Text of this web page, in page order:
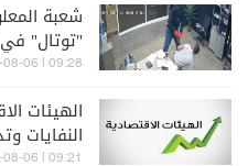
شعبة
"توتال"
09:28 | 2026-08-06
الهيئات
النفايات
09:21 | 2026-08-06